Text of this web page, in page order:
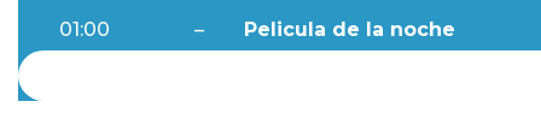
01:00
– Pelicula de la noche